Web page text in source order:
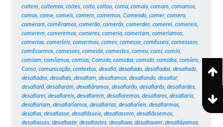
coitem, coitemos, coites, coito, coitou, coma, comais, comam, comamos,
comas, come, comeis, comem, comemos, Comendo, comer, comera,
comeram, comêramos, comerão, comerás, comerdes, comerei, comereis,
comerem, comeremos, comeres, comeria, comeriam, comeríamos,
comerias, comeríeis, comermos, comes, comesse, comêsseis, comessem,
comêssemos, comesses, comeste, comestes, comeu, comi, comia,
comiam, comíamos, comias, Comida, comidas, comido, comidos, comíeis,
Como, comunicação, contextos, desafia, desafiada, desafiadas, desafiado,
desafiados, desafiais, desafiam, desafiamos, desafiando, desafiar,
desafiará, desafiaram, desafiáramos, desafiarão, desafiarás, desafiardes,
desafiarei, desafiareis, desafiarem, desafiaremos, desafiares, desafiaria,
desafiariam, desafiaríamos, desafiarias, desafiaríeis, desafiarmos,
desafias, desafiasse, desafiásseis, desafiassem, desafiássemos,
desafiasses, desafiaste, desafiastes, desafiava, desafiavam, desafiávamos,